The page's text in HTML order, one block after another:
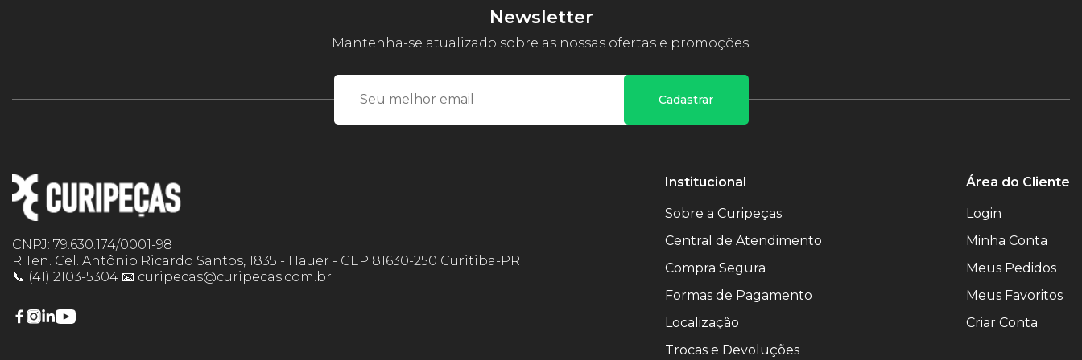
Newsletter
Mantenha-se atualizado sobre as nossas ofertas e promoções.
Cadastrar
CNPJ: 79.630.174/0001-98
R Ten. Cel. Antônio Ricardo Santos, 1835 - Hauer - CEP 81630-250 Curitiba-PR
📞 (41) 2103-5304 📧 curipecas@curipecas.com.br
Institucional
Sobre a Curipeças
Central de Atendimento
Compra Segura
Formas de Pagamento
Localização
Trocas e Devoluções
Área do Cliente
Login
Minha Conta
Meus Pedidos
Meus Favoritos
Criar Conta